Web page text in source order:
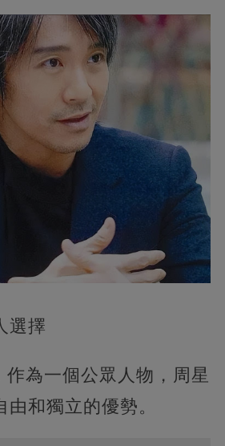
選擇
為一個公眾人物，周星
和獨立的優勢。